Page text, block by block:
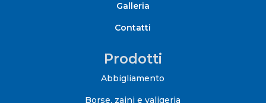
Galleria
Contatti
Prodotti
Abbigliamento
Borse, zaini e valigeria